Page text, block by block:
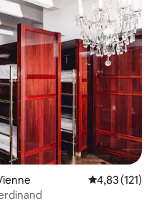
Évaluation
4,83 (121)